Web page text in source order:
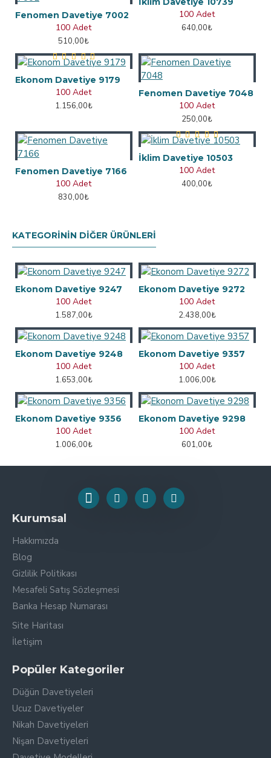
Fenomen Davetiye 7002
100 Adet
510,00₺
100 Adet
640,00₺
Ekonom Davetiye 9179
100 Adet
1.156,00₺
Fenomen Davetiye 7048
100 Adet
250,00₺
Fenomen Davetiye 7166
100 Adet
830,00₺
İklim Davetiye 10503
100 Adet
400,00₺
KATEGORININ DIĞER ÜRÜNLERI
Ekonom Davetiye 9247
100 Adet
1.587,00₺
Ekonom Davetiye 9272
100 Adet
2.438,00₺
Ekonom Davetiye 9248
100 Adet
1.653,00₺
Ekonom Davetiye 9357
100 Adet
1.006,00₺
Ekonom Davetiye 9356
100 Adet
1.006,00₺
Ekonom Davetiye 9298
100 Adet
601,00₺
Kurumsal
Hakkımızda
Blog
Gizlilik Politikası
Mesafeli Satış Sözleşmesi
Banka Hesap Numarası
Site Haritası
İletişim
Popüler Kategoriler
Düğün Davetiyeleri
Ucuz Davetiyeler
Nikah Davetiyeleri
Nişan Davetiyeleri